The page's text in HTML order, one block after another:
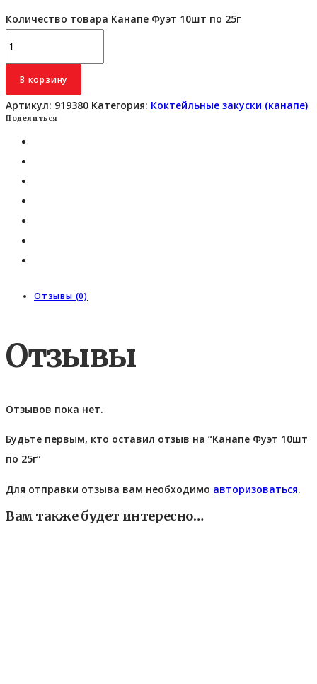
Количество товара Канапе Фуэт 10шт по 25г
В корзину
Артикул: 919380 Категория: Коктейльные закуски (канапе)
Поделиться
Отзывы (0)
Отзывы
Отзывов пока нет.
Будьте первым, кто оставил отзыв на “Канапе Фуэт 10шт
по 25г”
Для отправки отзыва вам необходимо авторизоваться.
Вам также будет интересно…